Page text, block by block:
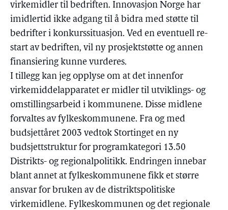
virkemidler til bedriften. Innovasjon Norge har
imidlertid ikke adgang til å bidra med støtte til
bedrifter i konkurssituasjon. Ved en eventuell re-
start av bedriften, vil ny prosjektstøtte og annen
finansiering kunne vurderes.
I tillegg kan jeg opplyse om at det innenfor
virkemiddelapparatet er midler til utviklings- og
omstillingsarbeid i kommunene. Disse midlene
forvaltes av fylkeskommunene. Fra og med
budsjettåret 2003 vedtok Stortinget en ny
budsjettstruktur for programkategori 13.50
Distrikts- og regionalpolitikk. Endringen innebar
blant annet at fylkeskommunene fikk et større
ansvar for bruken av de distriktspolitiske
virkemidlene. Fylkeskommunen og det regionale